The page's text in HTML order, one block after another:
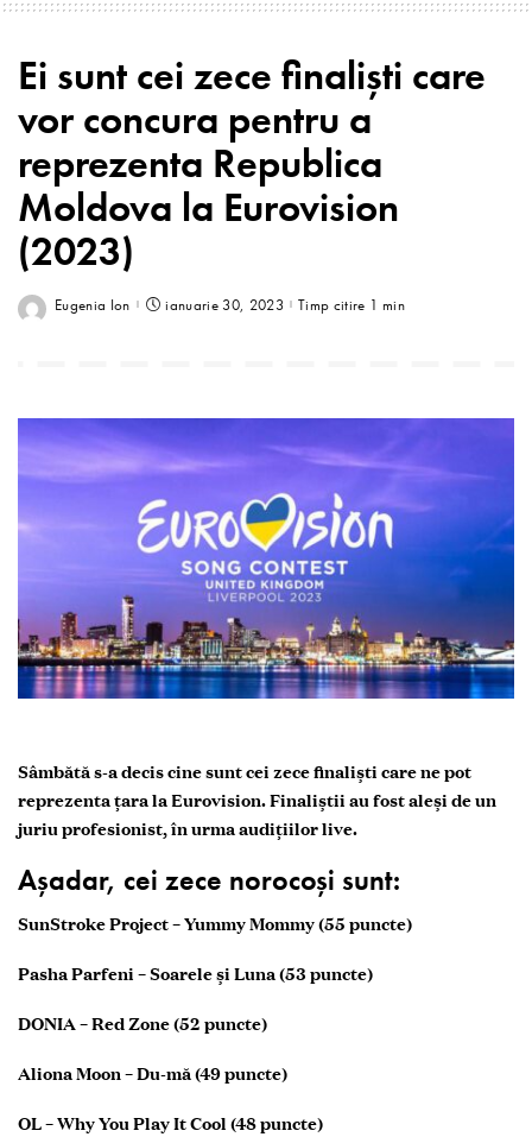
Ei sunt cei zece finaliști care
vor concura pentru a
reprezenta Republica
Moldova la Eurovision
(2023)
Eugenia Ion ianuarie 30, 2023 Timp citire 1 min
Sâmbătă s-a decis cine sunt cei zece finaliști care ne pot
reprezenta țara la Eurovision. Finaliștii au fost aleși de un
juriu profesionist, în urma audițiilor live.
Așadar, cei zece norocoși sunt:
SunStroke Project – Yummy Mommy (55 puncte)
Pasha Parfeni – Soarele și Luna (53 puncte)
DONIA – Red Zone (52 puncte)
Aliona Moon – Du-mă (49 puncte)
OL – Why You Play It Cool (48 puncte)